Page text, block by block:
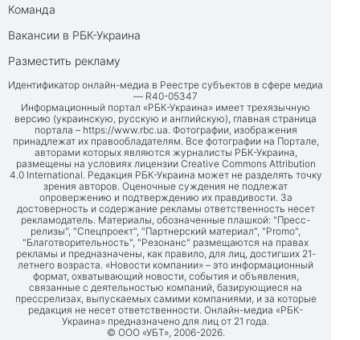
Команда
Вакансии в РБК-Украина
Разместить рекламу
Идентификатор онлайн-медиа в Реестре субъектов в сфере медиа
— R40-05347
Информационный портал «РБК-Украина» имеет трехязычную
версию (украинскую, русскую и английскую), главная страница
портала – https://www.rbc.ua. Фотографии, изображения
принадлежат их правообладателям. Все фотографии на Портале,
авторами которых являются журналисты РБК-Украина,
размещены на условиях лицензии Creative Commons Attribution
4.0 International. Редакция РБК-Украина может не разделять точку
зрения авторов. Оценочные суждения не подлежат
опровержению и подтверждению их правдивости. За
достоверность и содержание рекламы ответственность несет
рекламодатель. Материалы, обозначенные плашкой: "Пресс-
релизы", "Спецпроект", "Партнерский материал", "Promo",
"Благотворительность", "Резонанс" размещаются на правах
рекламы и предназначены, как правило, для лиц, достигших 21-
летнего возраста. «Новости компании» – это информационный
формат, охватывающий новости, события и объявления,
связанные с деятельностью компаний, базирующиеся на
прессрелизах, выпускаемых самими компаниями, и за которые
редакция не несет ответственности. Онлайн-медиа «РБК-
Украина» предназначено для лиц от 21 года.
© ООО «УБТ», 2006-2026.